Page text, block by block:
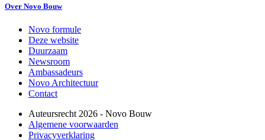
Over Novo Bouw
Novo formule
Deze website
Duurzaam
Newsroom
Ambassadeurs
Novo Architectuur
Contact
Auteursrecht 2026 - Novo Bouw
Algemene voorwaarden
Privacyverklaring